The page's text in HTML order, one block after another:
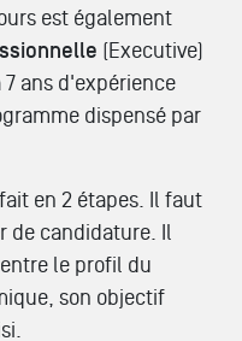
est également
(Executive)
ans d'expérience
dispensé par
en 2 étapes. Il faut
de candidature. Il
le profil du
son objectif